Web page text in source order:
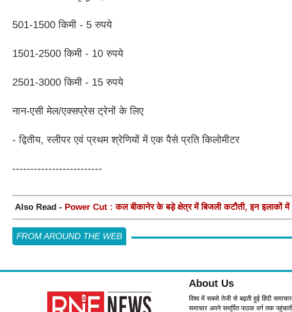
501-1500 किमी - 5 रुपये
1501-2500 किमी - 10 रुपये
2501-3000 किमी - 15 रुपये
नान-एसी मेल/एक्सप्रेस ट्रेनों के लिए
- द्वितीय, स्लीपर एवं प्रथम श्रेणियों में एक पैसे प्रति किलोमीटर
-------------------------
Also Read - Power Cut : कल बीकानेर के बड़े क्षेत्र में बिजली कटौती, इन इलाकों में
FROM AROUND THE WEB
About Us
विश्व में सबसे तेजी से बढ़ती हुई हिंदी
समाचार अपने समर्पित पाठक वर्ग तक